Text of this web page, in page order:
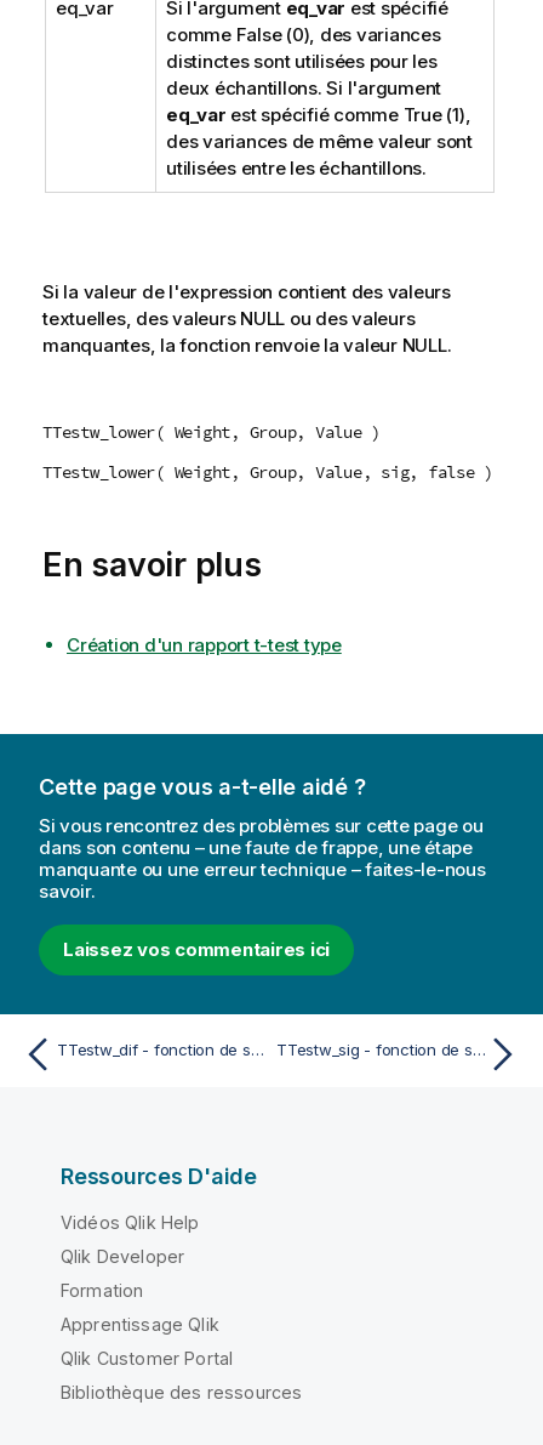
eq_var Si l'argument eq_var est spécifié
comme False(0), des variances
distinctes sont utilisées pour les
deux échantillons. Si l'argument
eq_var est spécifié comme True(1),
des variances de même valeur sont
utilisées entre les échantillons.
Si la valeur de l'expression contient des valeurs
textuelles, des valeurs NULL ou des valeurs
manquantes, la fonction renvoie la valeur NULL.
TTestw_lower( Weight, Group, Value )
TTestw_lower( Weight, Group, Value, sig, false )
En savoir plus
Création d'un rapport t-test type
Cette page vous a-t-elle aidé ?
Si vous rencontrez des problèmes sur cette page ou
dans son contenu – une faute de frappe, une étape
manquante ou une erreur technique – faites-le-nous
savoir.
Laissez vos commentaires ici
TTestw_dif - fonction de script et fonction de graphique TTestw_sig - fonction de script et fonction de graphique
Ressources D'aide
Vidéos Qlik Help
Qlik Developer
Formation
Apprentissage Qlik
Qlik Customer Portal
Bibliothèque des ressources